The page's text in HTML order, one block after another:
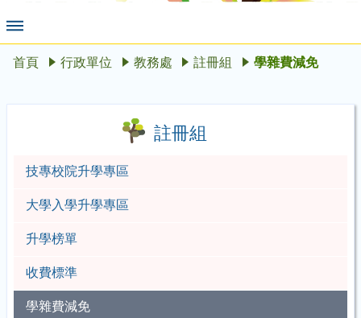
首頁 行政單位 教務處 註冊組 學雜費減免
註冊組
技專校院升學專區
大學入學升學專區
升學榜單
收費標準
學雜費減免